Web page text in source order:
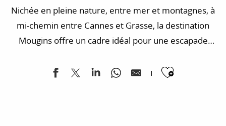
Nichée en pleine nature, entre mer et montagnes, à
mi-chemin entre Cannes et Grasse, la destination
Mougins offre un cadre idéal pour une escapade
espaces, nature généreuse, tables de renom,